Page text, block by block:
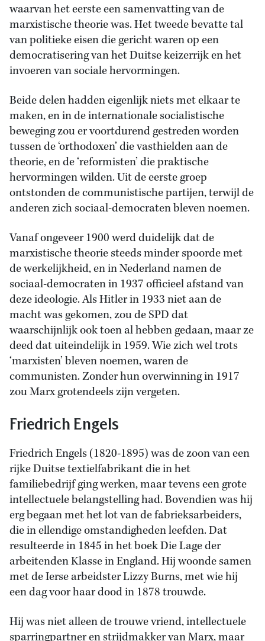
waarvan het eerste een samenvatting van de
marxistische theorie was. Het tweede bevatte tal
van politieke eisen die gericht waren op een
democratisering van het Duitse keizerrijk en het
invoeren van sociale hervormingen.
Beide delen hadden eigenlijk niets met elkaar te
maken, en in de internationale socialistische
beweging zou er voortdurend gestreden worden
tussen de ‘orthodoxen’ die vasthielden aan de
theorie, en de ‘reformisten’ die praktische
hervormingen wilden. Uit de eerste groep
ontstonden de communistische partijen, terwijl de
anderen zich sociaal-democraten bleven noemen.
Vanaf ongeveer 1900 werd duidelijk dat de
marxistische theorie steeds minder spoorde met
de werkelijkheid, en in Nederland namen de
sociaal-democraten in 1937 officieel afstand van
deze ideologie. Als Hitler in 1933 niet aan de
macht was gekomen, zou de SPD dat
waarschijnlijk ook toen al hebben gedaan, maar ze
deed dat uiteindelijk in 1959. Wie zich wel trots
‘marxisten’ bleven noemen, waren de
communisten. Zonder hun overwinning in 1917
zou Marx grotendeels zijn vergeten.
Friedrich Engels
Friedrich Engels (1820-1895) was de zoon van een
rijke Duitse textielfabrikant die in het
familiebedrijf ging werken, maar tevens een grote
intellectuele belangstelling had. Bovendien was hij
erg begaan met het lot van de fabrieksarbeiders,
die in ellendige omstandigheden leefden. Dat
resulteerde in 1845 in het boek Die Lage der
arbeitenden Klasse in England. Hij woonde samen
met de Ierse arbeidster Lizzy Burns, met wie hij
een dag voor haar dood in 1878 trouwde.
Hij was niet alleen de trouwe vriend, intellectuele
sparringpartner en strijdmakker van Marx, maar